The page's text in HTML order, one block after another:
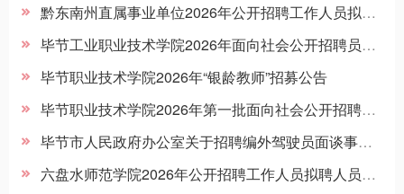
黔东南州直属事业单位2026年公开招聘工作人员拟聘用人员名单公示（第二批）
毕节工业职业技术学院2026年面向社会公开招聘员额制工作人员资格复审合格及面试有关事宜公告
毕节职业技术学院2026年“银龄教师”招募公告
毕节职业技术学院2026年第一批面向社会公开招聘员额制工作人员体检公告
毕节市人民政府办公室关于招聘编外驾驶员面谈事宜的公告
六盘水师范学院2026年公开招聘工作人员拟聘人员公示